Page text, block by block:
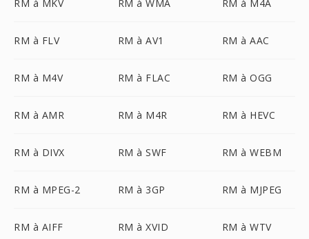
RM à MKV RM à WMA RM à M4A
RM à FLV RM à AV1 RM à AAC
RM à M4V RM à FLAC RM à OGG
RM à AMR RM à M4R RM à HEVC
RM à DIVX RM à SWF RM à WEBM
RM à MPEG-2 RM à 3GP RM à MJPEG
RM à AIFF RM à XVID RM à WTV